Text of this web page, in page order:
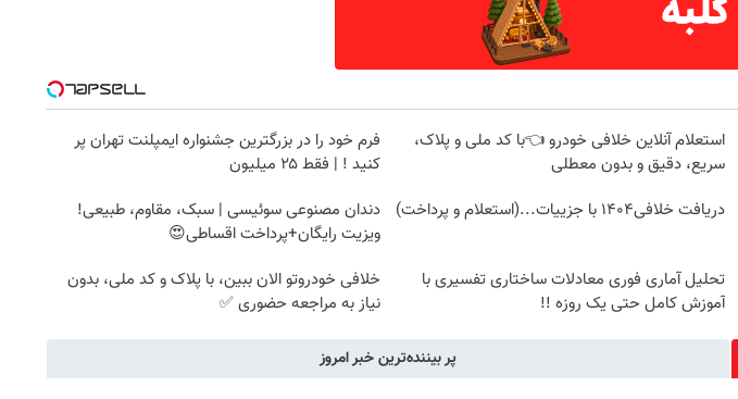
استعلام آنلاین خلافی خودرو 👈با کد ملی و پلاک،
سریع، دقیق و بدون معطلی
فرم خود را در بزرگترین جشنواره ایمپلنت تهران پر
کنید ! | فقط ۲۵ میلیون
دریافت خلافی۱۴۰۴ با جزییات...(استعلام و پرداخت)
دندان مصنوعی سوئیسی | سبک، مقاوم، طبیعی!
ویزیت رایگان+پرداخت اقساطی😍
تحلیل آماری فوری معادلات ساختاری تفسیری با
آموزش کامل حتی یک روزه !!
خلافی خودروتو الان ببین، با پلاک و کد ملی، بدون
نیاز به مراجعه حضوری ✅
پر بیننده‌ترین خبر امروز